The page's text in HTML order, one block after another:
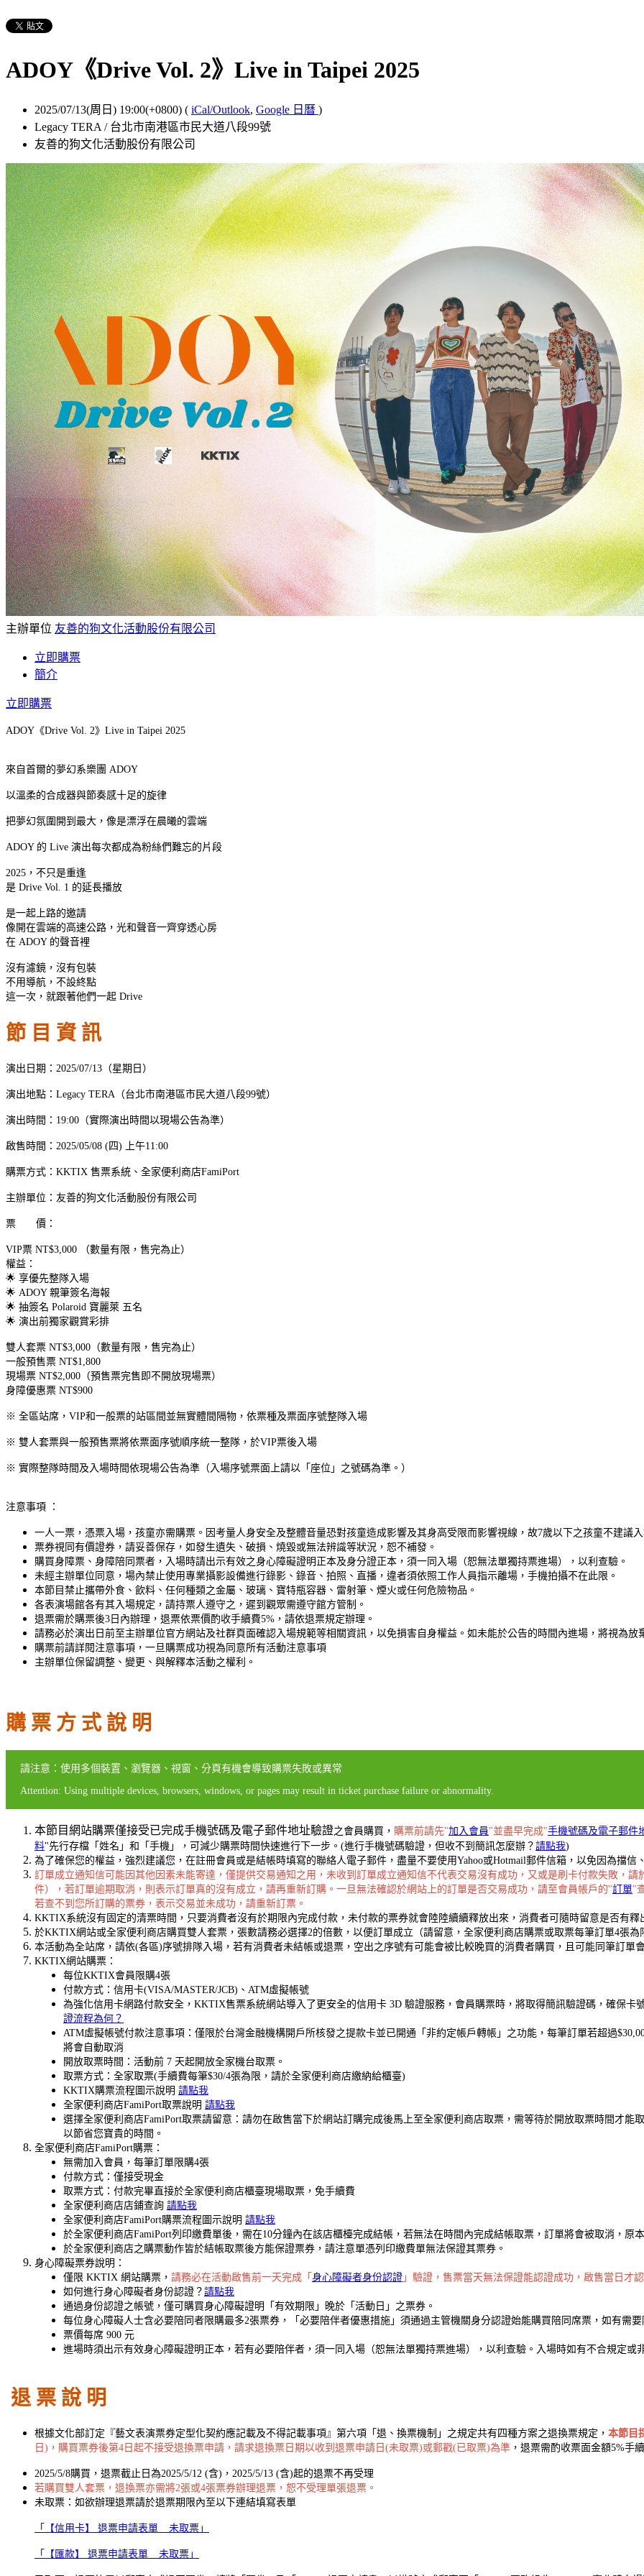
ADOY《Drive Vol. 2》Live in Taipei 2025
2025/07/13(周日) 19:00(+0800) ( iCal/Outlook, Google 日曆 )
Legacy TERA / 台北市南港區市民大道八段99號
友善的狗文化活動股份有限公司
主辦單位 友善的狗文化活動股份有限公司
立即購票
簡介
立即購票
ADOY《Drive Vol. 2》Live in Taipei 2025
來自首爾的夢幻系樂團 ADOY
以溫柔的合成器與節奏感十足的旋律
把夢幻氛圍開到最大，像是漂浮在晨曦的雲端
ADOY 的 Live 演出每次都成為粉絲們難忘的片段
2025，不只是重逢
是 Drive Vol. 1 的延長播放
是一起上路的邀請
像開在雲端的高速公路，光和聲音一齊穿透心房
在 ADOY 的聲音裡
沒有濾鏡，沒有包裝
不用導航，不設終點
這一次，就跟著他們一起 Drive
節 目 資 訊
演出日期：2025/07/13（星期日）
演出地點：Legacy TERA（台北市南港區市民大道八段99號）
演出時間：19:00（實際演出時間以現場公告為準）
啟售時間：2025/05/08 (四) 上午11:00
購票方式：KKTIX 售票系統、全家便利商店FamiPort
主辦單位：友善的狗文化活動股份有限公司
票 價：
VIP票 NT$3,000 （數量有限，售完為止）
權益：
🌟 享優先整隊入場
🌟 ADOY 親筆簽名海報
🌟 抽簽名 Polaroid 寶麗萊 五名
🌟 演出前獨家觀賞彩排
雙人套票 NT$3,000（數量有限，售完為止）
一般預售票 NT$1,800
現場票 NT$2,000（預售票完售即不開放現場票）
身障優惠票 NT$900
※ 全區站席，VIP和一般票的站區間並無實體間隔物，依票種及票面序號整隊入場
※ 雙人套票與一般預售票將依票面序號順序統一整隊，於VIP票後入場
※ 實際整隊時間及入場時間依現場公告為準（入場序號票面上請以「座位」之號碼為準。）
注意事項 ：
一人一票，憑票入場，孩童亦需購票。因考量人身安全及整體音量恐對孩童造成影響及其身高受限而影響視線，故7歲以下之孩童不建議
票券視同有價證券，請妥善保存，如發生遺失、破損、燒毀或無法辨識等狀況，恕不補發。
購買身障票、身障陪同票者，入場時請出示有效之身心障礙證明正本及身分證正本，須一同入場（恕無法單獨持票進場），以利查驗。
未經主辦單位同意，場內禁止使用專業攝影設備進行錄影、錄音、拍照、直播，違者須依照工作人員指示離場，手機拍攝不在此限。
本節目禁止攜帶外食、飲料、任何種類之金屬、玻璃、寶特瓶容器、雷射筆、煙火或任何危險物品。
各表演場館各有其入場規定，請持票人遵守之，遲到觀眾需遵守館方管制。
退票需於購票後3日內辦理，退票依票價酌收手續費5%，請依退票規定辦理。
請務必於演出日前至主辦單位官方網站及社群頁面確認入場規範等相關資訊，以免損害自身權益。如未能於公告的時間內進場，將視為放
購票前請詳閱注意事項，一旦購票成功視為同意所有活動注意事項
主辦單位保留調整、變更、與解釋本活動之權利。
購 票 方 式 說 明
請注意：使用多個裝置、瀏覽器、視窗、分頁有機會導致購票失敗或異常
Attention: Using multiple devices, browsers, windows, or pages may result in ticket purchase failure or abnormality.
本節目網站購票僅接受已完成手機號碼及電子郵件地址驗證之會員購買， 購票前請先"加入會員 "並盡早完成"手機號碼及電子郵件
料"先行存檔「姓名」和「手機」，可減少購票時間快速進行下一步。(進行手機號碼驗證，但收不到簡訊怎麼辦？ 請點我)
為了確保您的權益，強烈建議您，在註冊會員或是結帳時填寫的聯絡人電子郵件，盡量不要使用Yahoo或Hotmail郵件信箱，以免因為擋
訂單成立通知信可能因其他因素未能寄達，僅提供交易通知之用，未收到訂單成立通知信不代表交易沒有成功，又或是刷卡付款失敗，
件），若訂單逾期取消，則表示訂單真的沒有成立，請再重新訂購。一旦無法確認於網站上的訂單是否交易成功，請至會員帳戶的"訂單"
若查不到您所訂購的票券，表示交易並未成功，請重新訂票。
KKTIX系統沒有固定的清票時間，只要消費者沒有於期限內完成付款，未付款的票券就會陸陸續續釋放出來，消費者可隨時留意是否有釋
於KKTIX網站或全家便利商店購買雙人套票，張數請務必選擇2的倍數，以便訂單成立（請留意，全家便利商店購票或取票每筆訂單4張為
本活動為全站席，請依(各區)序號排隊入場，若有消費者未結帳或退票，空出之序號有可能會被比較晚買的消費者購買，且可能同筆訂
KKTIX網站購票：
每位KKTIX會員限購4張
付款方式：信用卡(VISA/MASTER/JCB)、ATM虛擬帳號
為強化信用卡網路付款安全，KKTIX售票系統網站導入了更安全的信用卡 3D 驗證服務，會員購票時，將取得簡訊驗證碼，確保卡
證流程為何？
ATM虛擬帳號付款注意事項：僅限於台灣金融機構開戶所核發之提款卡並已開通「非約定帳戶轉帳」之功能，每筆訂單若超過
將會自動取消
開放取票時間：活動前 7 天起開放全家機台取票。
取票方式：全家取票(手續費每筆$30/4張為限，請於全家便利商店繳納給櫃臺)
KKTIX購票流程圖示說明 請點我
全家便利商店FamiPort取票說明 請點我
選擇全家便利商店FamiPort取票請留意：請勿在啟售當下於網站訂購完成後馬上至全家便利商店取票，需等待於開放取票時間才
以節省您寶貴的時間。
全家便利商店FamiPort購票：
無需加入會員，每筆訂單限購4張
付款方式：僅接受現金
取票方式：付款完畢直接於全家便利商店櫃臺現場取票，免手續費
全家便利商店店鋪查詢 請點我
全家便利商店FamiPort購票流程圖示說明 請點我
於全家便利商店FamiPort列印繳費單後，需在10分鐘內在該店櫃檯完成結帳，若無法在時間內完成結帳取票，訂單將會被取消，原
於全家便利商店之購票動作皆於結帳取票後方能保證票券，請注意單憑列印繳費單無法保證其票券。
身心障礙票券說明：
僅限 KKTIX 網站購票， 請務必在活動啟售前一天完成「 身心障礙者身份認證 」驗證，售票當天無法保證能認證成功，啟售當日才
如何進行身心障礙者身份認證？ 請點我
通過身份認證之帳號，僅可購買身心障礙證明「有效期限」晚於「活動日」之票券。
每位身心障礙人士含必要陪同者限購最多2張票券，「必要陪伴者優惠措施」須通過主管機關身分認證始能購買陪同席票，如有需要
票價每席 900 元
進場時須出示有效身心障礙證明正本，若有必要陪伴者，須一同入場（恕無法單獨持票進場），以利查驗。入場時如有不合規定或
退 票 說 明
根據文化部訂定『藝文表演票券定型化契約應記載及不得記載事項』第六項「退、換票機制」之規定共有四種方案之退換票規定， 本節目
日)，購買票券後第4日起不接受退換票申請，請求退換票日期以收到退票申請日(未取票)或郵戳(已取票)為準 ，退票需酌收票面金額5%手
2025/5/8購買，退票截止日為2025/5/12 (含)，2025/5/13 (含)起的退票不再受理
若購買雙人套票，退換票亦需將2張或4張票券辦理退票，恕不受理單張退票。
未取票：如欲辦理退票請於退票期限內至以下連結填寫表單
「【信用卡】 退票申請表單 _ 未取票」
「【匯款】 退票申請表單 _ 未取票」